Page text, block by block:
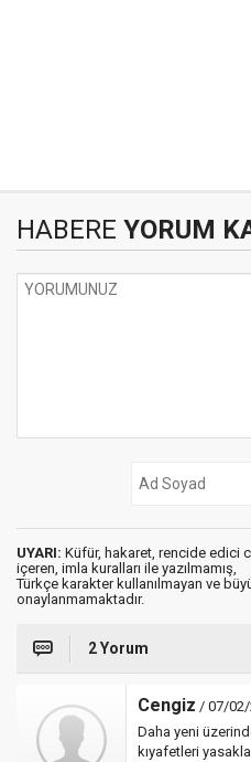
HABERE YORUM
UYARI: Küfür, hakaret, rencide edici
içeren, imla kuralları ile yazılmamış,
Türkçe karakter kullanılmayan ve
onaylanmamaktadır.
2 Yorum
Cengiz / 07/02/
Daha yeni
kıyafetleri